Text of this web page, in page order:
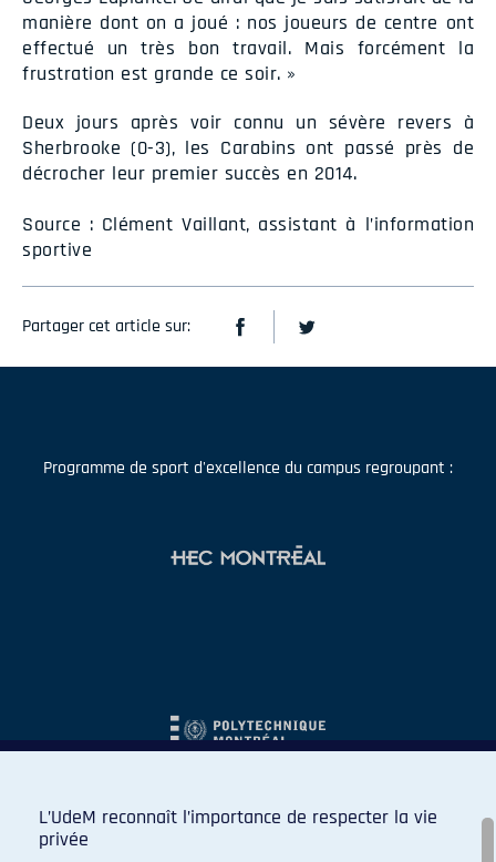
manière dont on a joué : nos joueurs de centre ont
effectué un très bon travail. Mais forcément la
frustration est grande ce soir. »
Deux jours après voir connu un sévère revers à
Sherbrooke (0-3), les Carabins ont passé près de
décrocher leur premier succès en 2014.
Source : Clément Vaillant, assistant à l’information
sportive
Partager cet article sur:
Programme de sport d'excellence du campus regroupant :
L’UdeM reconnaît l’importance de respecter la vie
privée